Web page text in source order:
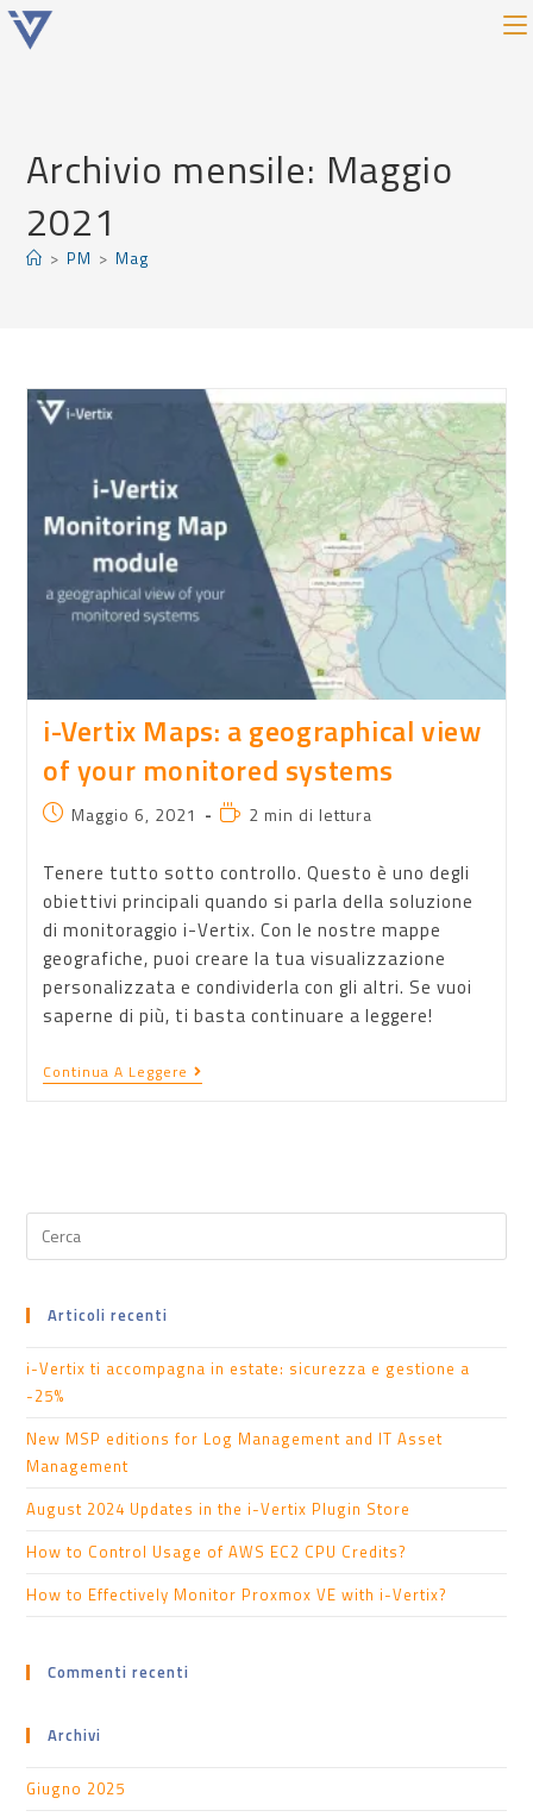
Archivio mensile: Maggio
2021
> PM > Mag
i-Vertix Maps: a geographical view
of your monitored systems
Maggio 6, 2021 2 min di lettura
Tenere tutto sotto controllo. Questo è uno degli
obiettivi principali quando si parla della soluzione
di monitoraggio i-Vertix. Con le nostre mappe
geografiche, puoi creare la tua visualizzazione
personalizzata e condividerla con gli altri. Se vuoi
saperne di più, ti basta continuare a leggere!
Continua A Leggere
Articoli recenti
i-Vertix ti accompagna in estate: sicurezza e gestione a
-25%
New MSP editions for Log Management and IT Asset
Management
August 2024 Updates in the i-Vertix Plugin Store
How to Control Usage of AWS EC2 CPU Credits?
How to Effectively Monitor Proxmox VE with i-Vertix?
Commenti recenti
Archivi
Giugno 2025